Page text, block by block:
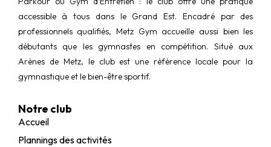
accessible à tous dans le Grand Est. Encadré par des
professionnels qualifiés, Metz Gym accueille aussi bien les
débutants que les gymnastes en compétition. Situé aux
Arènes de Metz, le club est une référence locale pour la
gymnastique et le bien-être sportif.
Notre club
Accueil
Plannings des activités